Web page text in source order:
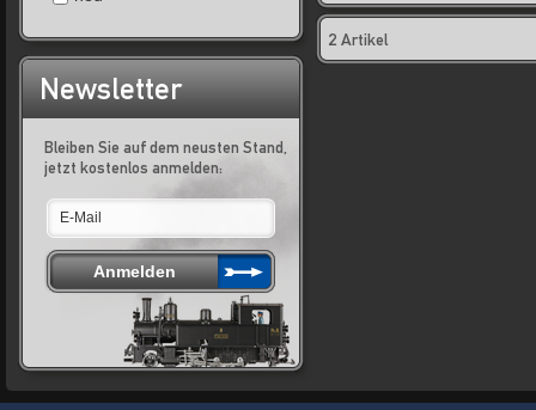
Newsletter
Bleiben Sie auf dem neusten Stand,
jetzt kostenlos anmelden:
2 Artikel